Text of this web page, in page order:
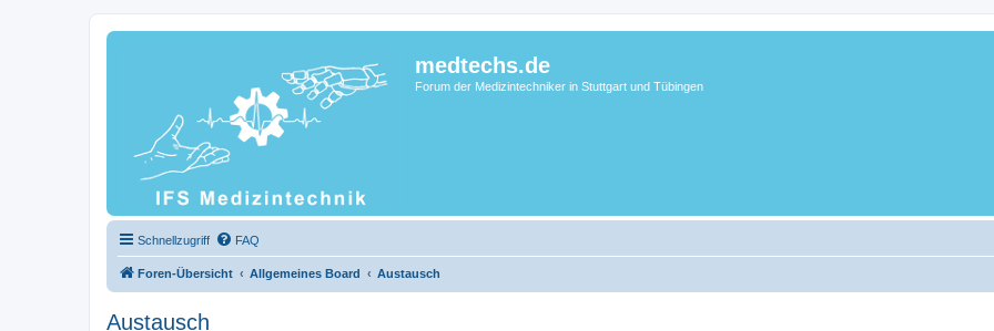
medtechs.de
Forum der Medizintechniker in Stuttgart und Tübingen
Schnellzugriff FAQ
Foren-Übersicht Allgemeines Board Austausch
Austausch